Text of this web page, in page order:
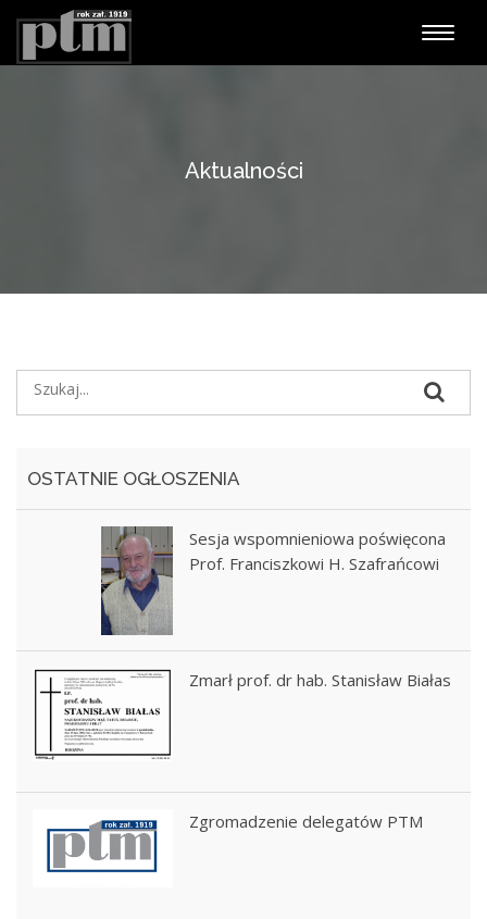
Aktualności
OSTATNIE OGŁOSZENIA
Sesja wspomnieniowa poświęcona
Prof. Franciszkowi H. Szafrańcowi
Zmarł prof. dr hab. Stanisław Białas
Zgromadzenie delegatów PTM